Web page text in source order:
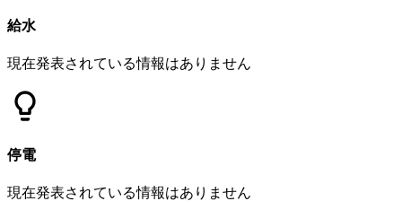
給水
現在発表されている情報はありません
停電
現在発表されている情報はありません